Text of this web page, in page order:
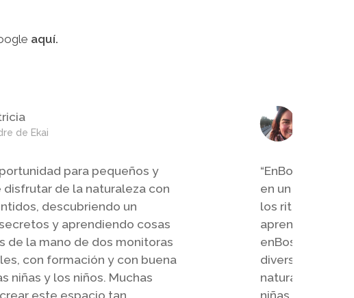
aquí.
de Ekai
para pequeños y
disfrutar de la naturaleza con
descubriendo un
y aprendiendo cosas
de la mano de dos monitoras
con formación y con buena
niñas y los niños. Muchas
“EnBoscados
en un mundo
los ritmos de la
aprendizaje de
enBoscados se
diversidad de
naturaleza para